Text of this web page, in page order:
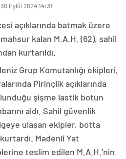
30 Eylül 2024 14:31
açıklarında batmak üzere
kalan M.A.H. (62), sahil
kurtarıldı.
Grup Komutanlığı ekipleri,
Pirinçlik açıklarında
şişme lastik botun
aldı. Sahil güvenlik
ulaşan ekipler, botta
Madenli Yat
teslim edilen M.A.H.’nin